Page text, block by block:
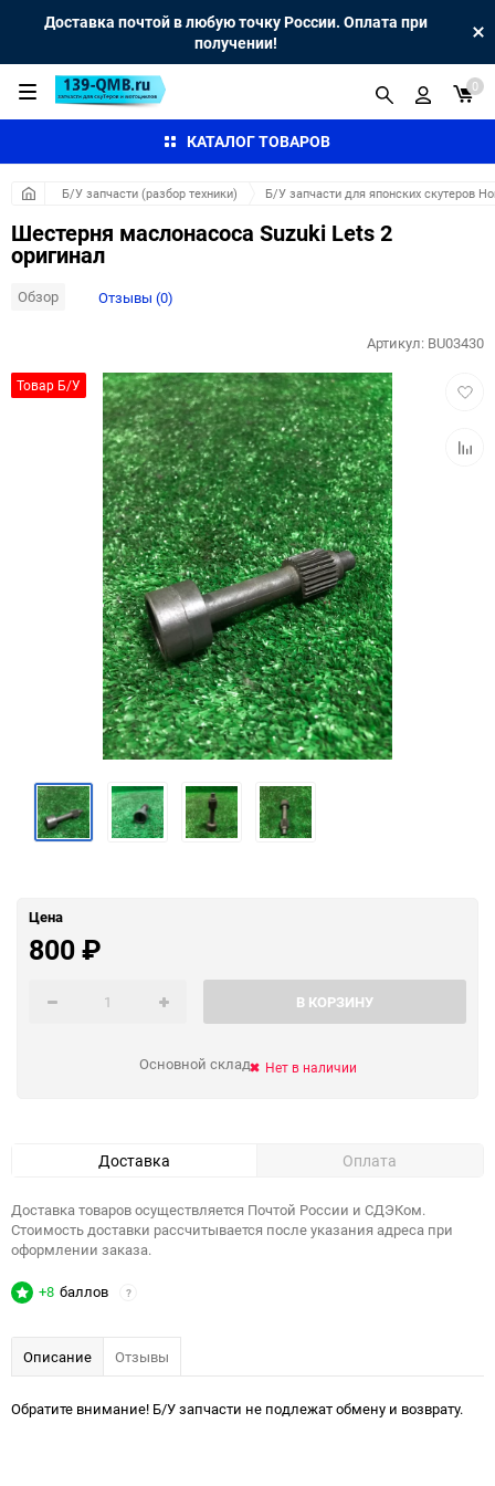
Доставка почтой в любую точку России. Оплата при
получении!
КАТАЛОГ ТОВАРОВ
0
Б/У запчасти (разбор техники) Б/У запчасти для японских скутеров
Шестерня маслонасоса Suzuki Lets 2
оригинал
Обзор Отзывы (0)
Товар Б/У
Артикул: BU03430
Цена
800₽
В КОРЗИНУ
Основной склад Нет в наличии
Доставка Оплата
Доставка товаров осуществляется Почтой России и СДЭКом.
Стоимость доставки рассчитывается после указания адреса при
оформлении заказа.
+8 баллов ?
Описание Отзывы
Обратите внимание! Б/У запчасти не подлежат обмену и возврату.